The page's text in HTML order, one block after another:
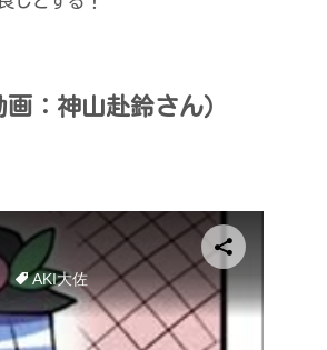
：神山赴鈴さん）